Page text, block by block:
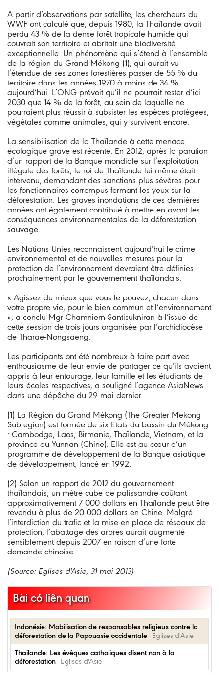
A partir d’observations par satellite, les chercheurs du
WWF ont calculé que, depuis 1980, la Thaïlande avait
perdu 43 % de la dense forêt tropicale humide qui
couvrait son territoire et abritait une biodiversité
exceptionnelle. Un phénomène qui s’étend à l’ensemble
de la région du Grand Mékong (1), qui aurait vu
l’étendue de ses zones forestières passer de 55 % du
territoire dans les années 1970 à moins de 34 %
aujourd’hui. L’ONG prévoit qu’il ne pourrait rester d’ici
2030 que 14 % de la forêt, au sein de laquelle ne
pourraient plus réussir à subsister les espèces protégées,
végétales comme animales, qui y survivent encore.
La sensibilisation de la Thaïlande à cette menace
écologique grave est récente. En 2012, après la parution
d’un rapport de la Banque mondiale sur l’exploitation
illégale des forêts, le roi de Thaïlande lui-même était
intervenu, demandant des sanctions plus sévères pour
les fonctionnaires corrompus fermant les yeux sur la
déforestation. Les graves inondations de ces dernières
années ont également contribué à mettre en avant les
conséquences environnementales de la déforestation
sauvage.
Les Nations Unies reconnaissent aujourd’hui le crime
environnemental et de nouvelles mesures pour la
protection de l’environnement devraient être définies
prochainement par le gouvernement thaïlandais.
« Agissez du mieux que vous le pouvez, chacun dans
votre propre vie, pour le bien commun et l’environnement
», a conclu Mgr Chamniern Santisukniran à l’issue de
cette session de trois jours organisée par l’archidiocèse
de Tharae-Nongsaeng.
Les participants ont été nombreux à faire part avec
enthousiasme de leur envie de partager ce qu’ils avaient
appris à leur entourage, leur famille et les étudiants de
leurs écoles respectives, a souligné l’agence AsiaNews
dans une dépêche du 29 mai dernier.
(1) La Région du Grand Mékong (The Greater Mekong
Subregion) est formée de six Etats du bassin du Mékong
: Cambodge, Laos, Birmanie, Thaïlande, Vietnam, et la
province du Yunnan (Chine). Elle est au cœur d’un
programme de développement de la Banque asiatique
de développement, lancé en 1992.
(2) Selon un rapport de 2012 du gouvernement
thaïlandais, un mètre cube de palissandre coûtant
approximativement 7 000 dollars en Thaïlande peut être
revendu à plus de 20 000 dollars en Chine. Malgré
l’interdiction du trafic et la mise en place de réseaux de
protection, l’abattage des arbres aurait augmenté
sensiblement depuis 2007 en raison d’une forte
demande chinoise.
(Source: Eglises d'Asie, 31 mai 2013)
Bài có liên quan
Indonésie: Mobilisation de responsables religieux contre la
déforestation de la Papouasie occidentale
Eglises d'Asie
Thailande: Les évêques catholiques disent non à la
déforestation
Eglises d'Asie